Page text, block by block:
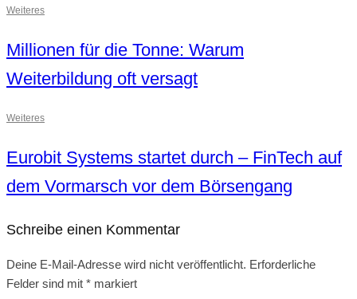
Weiteres
Millionen für die Tonne: Warum
Weiterbildung oft versagt
Weiteres
Eurobit Systems startet durch – FinTech auf
dem Vormarsch vor dem Börsengang
Schreibe einen Kommentar
Deine E-Mail-Adresse wird nicht veröffentlicht. Erforderliche
Felder sind mit * markiert